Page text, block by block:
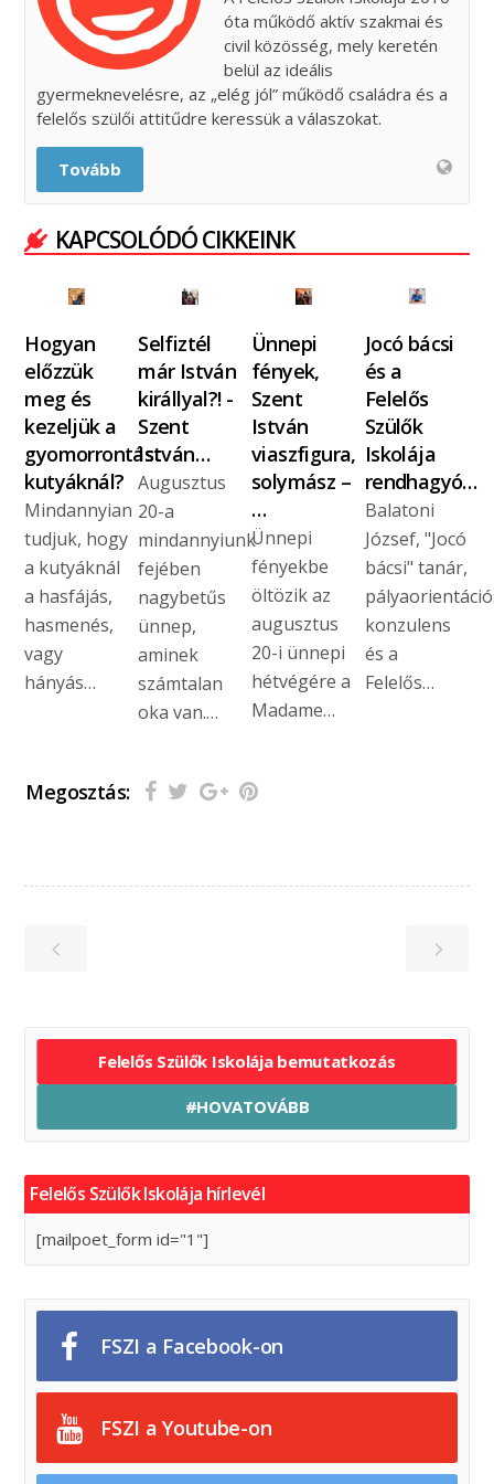
óta működő aktív szakmai és
civil közösség, mely keretén
belül az ideális
gyermeknevelésre, az „elég jól” működő családra és a
felelős szülői attitűdre keressük a válaszokat.
Tovább
KAPCSOLÓDÓ CIKKEINK
Hogyan
előzzük
meg és
kezeljük a
gyomorrontást
kutyáknál?
Mindannyian
tudjuk, hogy
a kutyáknál
a hasfájás,
hasmenés,
vagy
hányás…
Selfiztél
már István
királlyal?! -
Szent
István…
Augusztus
20-a
mindannyiunk
fejében
nagybetűs
ünnep,
aminek
számtalan
oka van.…
Ünnepi
fények,
Szent
István
viaszfigura,
solymász –
…
Ünnepi
fényekbe
öltözik az
augusztus
20-i ünnepi
hétvégére a
Madame…
Jocó bácsi
és a
Felelős
Szülők
Iskolája
rendhagyó…
Balatoni
József, "Jocó
bácsi" tanár,
konzulens
és a
Felelős…
Megosztás:
Felelős Szülők Iskolája bemutatkozás
#HOVATOVÁBB
Felelős Szülők Iskolája hírlevél
[mailpoet_form id="1"]
FSZI a Facebook-on
FSZI a Youtube-on